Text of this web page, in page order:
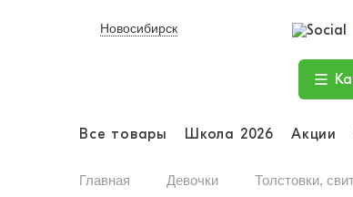
Новосибирск
Все товары Школа 2026 Акции
Главная Девочки Толстовки,